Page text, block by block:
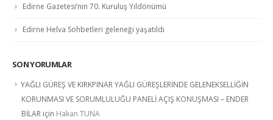
Edirne Gazetesi’nin 70. Kuruluş Yıldönümü
Edirne Helva Sohbetleri geleneği yaşatıldı
SON YORUMLAR
YAĞLI GÜREŞ VE KIRKPINAR YAĞLI GÜREŞLERİNDE GELENEKSELLİĞİN
KORUNMASI VE SORUMLULUĞU PANELİ AÇIŞ KONUŞMASI – ENDER
BİLAR için Hakan TUNA